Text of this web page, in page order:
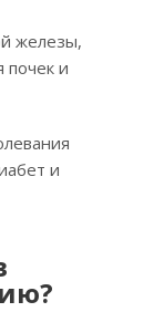
железы,
почек и
и